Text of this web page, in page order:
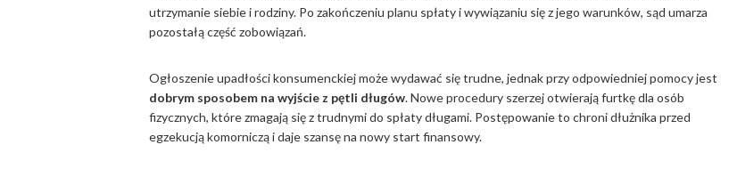
utrzymanie siebie i rodziny. Po zakończeniu planu spłaty i wywiązaniu się z jego warunków, sąd umarza
pozostałą część zobowiązań.
Ogłoszenie upadłości konsumenckiej może wydawać się trudne, jednak przy odpowiedniej pomocy jest
dobrym sposobem na wyjście z pętli długów. Nowe procedury szerzej otwierają furtkę dla osób
fizycznych, które zmagają się z trudnymi do spłaty długami. Postępowanie to chroni dłużnika przed
egzekucją komorniczą i daje szansę na nowy start finansowy.